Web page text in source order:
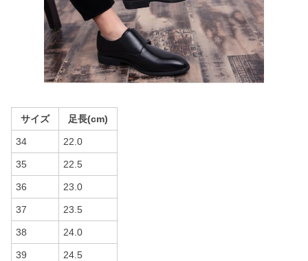
サイズ 足長(cm)
34 22.0
35 22.5
36 23.0
37 23.5
38 24.0
39 24.5